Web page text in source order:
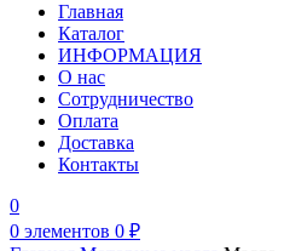
Главная
Каталог
ИНФОРМАЦИЯ
О нас
Сотрудничество
Оплата
Доставка
Контакты
0
0 элементов 0 ₽